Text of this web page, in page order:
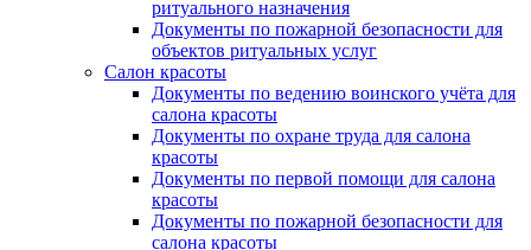
ритуального назначения
Документы по пожарной безопасности для
объектов ритуальных услуг
Салон красоты
Документы по ведению воинского учёта для
салона красоты
Документы по охране труда для салона
красоты
Документы по первой помощи для салона
красоты
Документы по пожарной безопасности для
салона красоты